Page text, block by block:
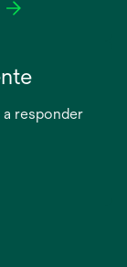
a responder